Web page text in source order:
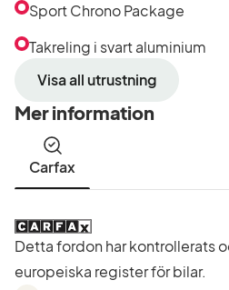
Sport Chrono Package
Takreling i svart aluminium
Visa all utrustning
Mer information
Carfax
Detta fordon har kontrollerats
europeiska register för bilar.